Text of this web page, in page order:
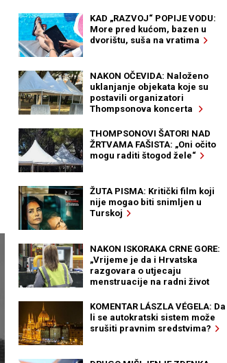
KAD „RAZVOJ“ POPIJE VODU:
More pred kućom, bazen u
dvorištu, suša na vratima
NAKON OČEVIDA: Naloženo
uklanjanje objekata koje su
postavili organizatori
Thompsonova koncerta
THOMPSONOVI ŠATORI NAD
ŽRTVAMA FAŠISTA: „Oni očito
mogu raditi štogod žele“
ŽUTA PISMA: Kritički film koji
nije mogao biti snimljen u
Turskoj
NAKON ISKORAKA CRNE GORE:
„Vrijeme je da i Hrvatska
razgovara o utjecaju
menstruacije na radni život
KOMENTAR LÁSZLA VÉGELA: Da
li se autokratski sistem može
srušiti pravnim sredstvima?